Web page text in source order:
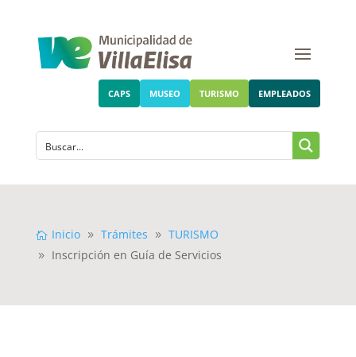
CAPS MUSEO TURISMO EMPLEADOS
Inicio Trámites
TURISMO
Inscripción en Guía de Servicios